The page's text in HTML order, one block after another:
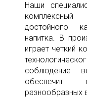
Наши
достойного
напитка. В
играет четкий
соблюдение
обеспечит
разнообразных